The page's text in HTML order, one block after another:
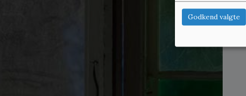
Godkend valgte